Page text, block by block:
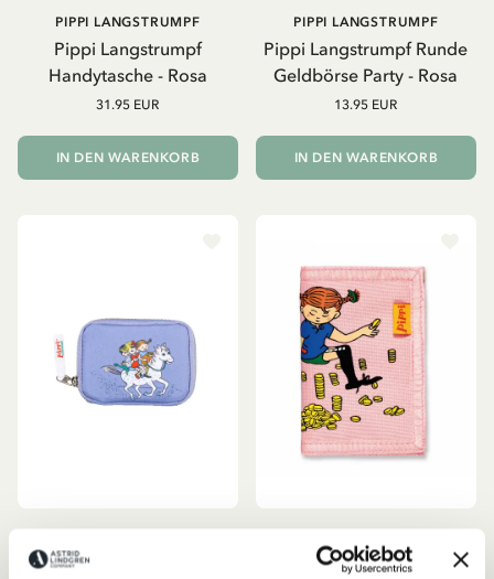
Pippi Langstrumpf
Handytasche - Rosa
PIPPI LANGSTRUMPF
31.95 EUR
IN DEN WARENKORB
Pippi Langstrumpf Runde
Geldbörse Party - Rosa
PIPPI LANGSTRUMPF
13.95 EUR
IN DEN WARENKORB
Geldbeutel Pippi
Geldbörse Pippi